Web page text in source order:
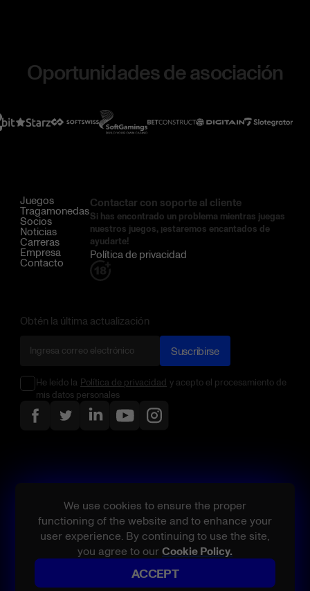
Oportunidades de asociación
Juegos
Tragamonedas
Socios
Noticias
Carreras
Empresa
Contacto
Contactar con soporte al cliente
Si has encontrado un problema mientras juegas
nuestros juegos, ¡estaremos encantados de
ayudarte!
Política de privacidad
Obtén la última actualización
Suscribirse
He leído la Política de privacidad y acepto el procesamiento de
mis datos personales
We use cookies to ensure the proper
functioning of the website and to enhance your
user experience. By continuing to use the site,
you agree to ourCookie Policy.
ACCEPT